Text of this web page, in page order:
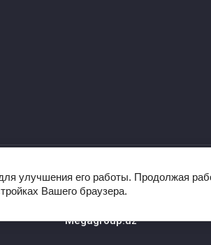
Powered by
улучшения его работы. Продолжая
Вашего браузера.